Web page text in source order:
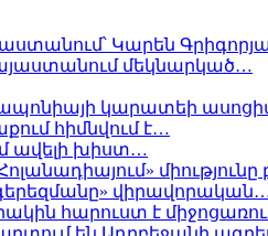
Կարեն
մեկնարկած…
կարատեի
հիմնվում է…
ավելի խիստ…
միությունը
գերեզմանը»
հարուստ է